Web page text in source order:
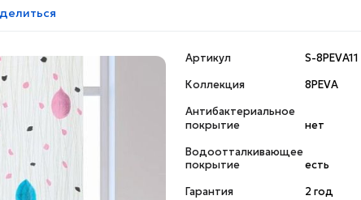
Артикул
S-8PEVA11
Коллекция
8PEVA
Антибактериальное
покрытие
нет
Водоотталкивающее
покрытие
есть
Гарантия
2 год